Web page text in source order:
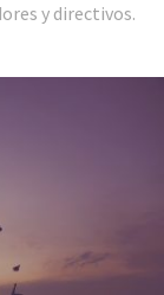
y directivos.